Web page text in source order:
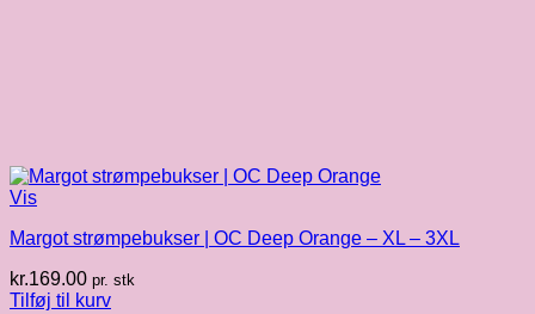
Vis
Margot strømpebukser | OC Deep Orange – XL – 3XL
kr.169.00 pr. stk
Tilføj til kurv